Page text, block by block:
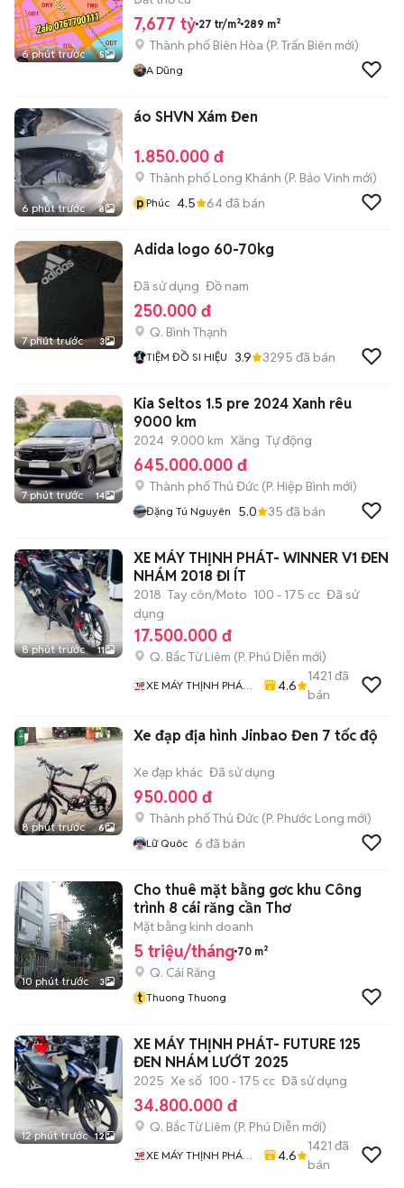
6 phút trước 5
7,677 tỷ 27 tr/m² 289 m²
Thành phố Biên Hòa (P. Trấn Biên mới)
A Dũng
6 phút trước 8
áo SHVN Xám Đen
1.850.000 đ
Thành phố Long Khánh (P. Bảo Vinh mới)
pPhúc 4.5 64đã bán
7 phút trước 3
Adida logo 60-70kg
Đã sử dụng Đồ nam
250.000 đ
Q. Bình Thạnh
TIỆM ĐỒ SI HIỆU 3.9 3295 đã bán
7 phút trước 14
Kia Seltos 1.5 pre 2024 Xanh rêu
9000 km
2024 9.000 km Xăng Tự động
645.000.000 đ
Thành phố Thủ Đức (P. Hiệp Bình mới)
Đặng Tú Nguyên 5.0 35 đã bán
8 phút trước 11
XE MÁY THỊNH PHÁT- WINNER V1 ĐEN
NHÁM 2018 ĐI ÍT
2018 Tay côn/Moto 100 - 175 cc Đã sử
dụng
17.500.000 đ
Q. Bắc Từ Liêm (P. Phú Diễn mới)
XE MÁY THỊNH PHÁT
4.6
1421 đã
bán
8 phút trước 6
Xe đạp địa hình Jinbao Đen 7 tốc độ
Xe đạp khác Đã sử dụng
950.000 đ
Thành phố Thủ Đức (P. Phước Long mới)
Lữ Quôc 6 đã bán
10 phút trước 3
Cho thuê mặt bằng gơc khu Công
trình 8 cái răng cần Thơ
Mặt bằng kinh doanh
5 triệu/tháng 70 m²
Q. Cái Răng
t Thuong Thuong
12 phút trước 12
XE MÁY THỊNH PHÁT- FUTURE 125
ĐEN NHÁM LƯỚT 2025
2025 Xe số 100 - 175 cc Đã sử dụng
34.800.000 đ
Q. Bắc Từ Liêm (P. Phú Diễn mới)
XE MÁY THỊNH PHÁT
4.6
1421 đã
bán